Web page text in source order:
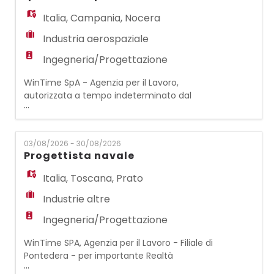
responsabilità di supportare e coordinare le
attività legate
Italia,Campania, Nocera
Industria aerospaziale
Ingegneria/Progettazione
WinTime SpA - Agenzia per il Lavoro,
autorizzata a tempo indeterminato dal
Ministero del Lavoro e P.S., con prot.
n°13/I/0003507/04.01 del 14/02/2008,
ricerca NDT / Process Specialist e Qualifica
di Processo, per conto di strutturata
azienda del settore aerospaziale. La risorsa
sarà coinvolta nelle attività di controllo,
gestione dei processi e ne
...
03/08/2026 - 30/08/2026
Progettista navale
Italia, Toscana, Prato
Industrie altre
Ingegneria/Progettazione
WinTime SPA, Agenzia per il Lavoro - Filiale di
Pontedera - per importante Realtà
operante nel settore nautico ricerca n.1
...